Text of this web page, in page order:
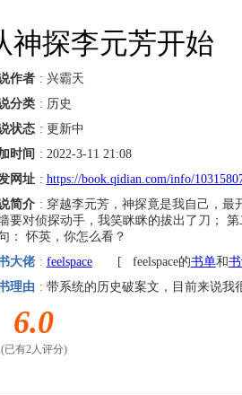
神探李元芳开始
作者 : 兴霸天
分类 : 历史
状态 : 更新中
时间 : 2022-3-11 21:08
网址 : https://book.qidian.com/info/
简介 : 穿越李元芳，神探竟是我自己，最
要对侦探动手，我笑眯眯的拔出了刀；
： 怀英，你怎么看？
大佬 : feelspace[ feelspace的书单和
理由 : 带系统的历史破案文，目前来说我
6.0
(已有2人评分)